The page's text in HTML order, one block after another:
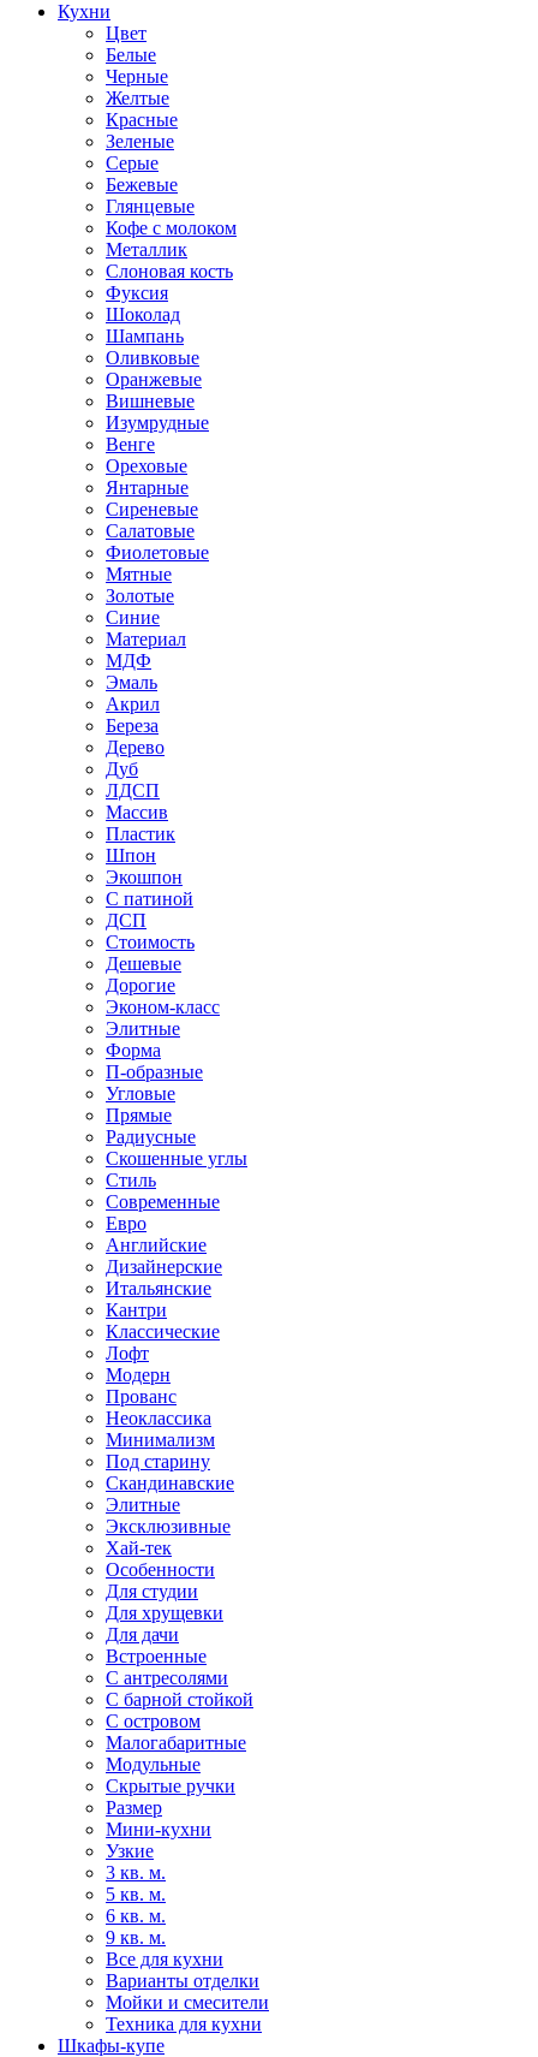
Кухни
Цвет
Белые
Черные
Желтые
Красные
Зеленые
Серые
Бежевые
Глянцевые
Кофе с молоком
Металлик
Слоновая кость
Фуксия
Шоколад
Шампань
Оливковые
Оранжевые
Вишневые
Изумрудные
Венге
Ореховые
Янтарные
Сиреневые
Салатовые
Фиолетовые
Мятные
Золотые
Синие
Материал
МДФ
Эмаль
Акрил
Береза
Дерево
Дуб
ЛДСП
Массив
Пластик
Шпон
Экошпон
С патиной
ДСП
Стоимость
Дешевые
Дорогие
Эконом-класс
Элитные
Форма
П-образные
Угловые
Прямые
Радиусные
Скошенные углы
Стиль
Современные
Евро
Английские
Дизайнерские
Итальянские
Кантри
Классические
Лофт
Модерн
Прованс
Неоклассика
Минимализм
Под старину
Скандинавские
Элитные
Эксклюзивные
Хай-тек
Особенности
Для студии
Для хрущевки
Для дачи
Встроенные
С антресолями
С барной стойкой
С островом
Малогабаритные
Модульные
Скрытые ручки
Размер
Мини-кухни
Узкие
3 кв. м.
5 кв. м.
6 кв. м.
9 кв. м.
Все для кухни
Варианты отделки
Мойки и смесители
Техника для кухни
Шкафы-купе